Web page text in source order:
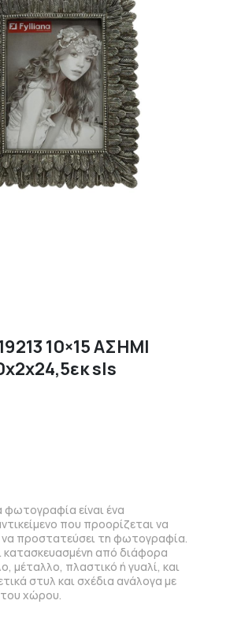
10×15 ΑΣΗΜΙ
sls
φωτογραφία είναι ένα
που προορίζεται να
να προστατεύσει τη φωτογραφία.
κατασκευασμένη από διάφορα
μέταλλο, πλαστικό ή γυαλί, και
στυλ και σχέδια ανάλογα με
χώρου.